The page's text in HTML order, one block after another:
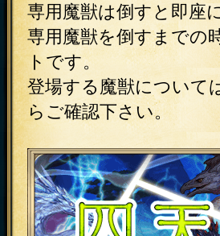
専用魔獣は倒すと即座
専用魔獣を倒すまでの
トです。
登場する魔獣について
らご確認下さい。